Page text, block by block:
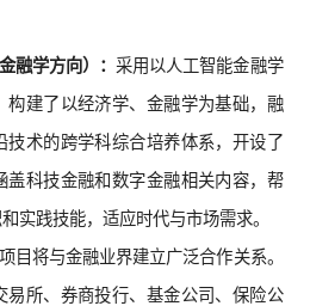
融学方向）：采用以人工智能金融学
构建了以经济学、金融学为基础，融
技术的跨学科综合培养体系，开设了
盖科技金融和数字金融相关内容，帮
实践技能，适应时代与市场需求。
目将与金融业界建立广泛合作关系。
易所、券商投行、基金公司、保险公